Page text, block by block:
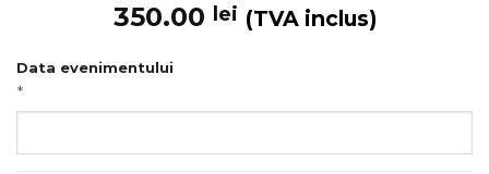
350.00 lei (TVA inclus)
Data evenimentului
*